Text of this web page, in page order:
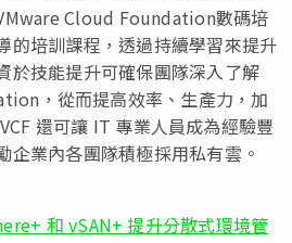
Cloud Foundation數碼培
的培訓課程，透過持續學習來提升
於技能提升可確保團隊深入了解
，從而提高效率、生產力，加
還可讓 IT 專業人員成為經驗豐
企業內各團隊積極採用私有雲。
和 vSAN+ 提升分散式環境管